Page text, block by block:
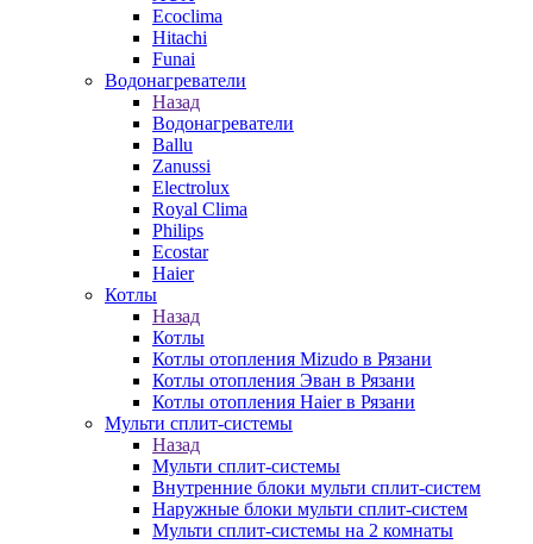
Ecoclima
Hitachi
Funai
Водонагреватели
Назад
Водонагреватели
Ballu
Zanussi
Electrolux
Royal Clima
Philips
Ecostar
Haier
Котлы
Назад
Котлы
Котлы отопления Mizudo в Рязани
Котлы отопления Эван в Рязани
Котлы отопления Haier в Рязани
Мульти сплит-системы
Назад
Мульти сплит-системы
Внутренние блоки мульти сплит-систем
Наружные блоки мульти сплит-систем
Мульти сплит-системы на 2 комнаты